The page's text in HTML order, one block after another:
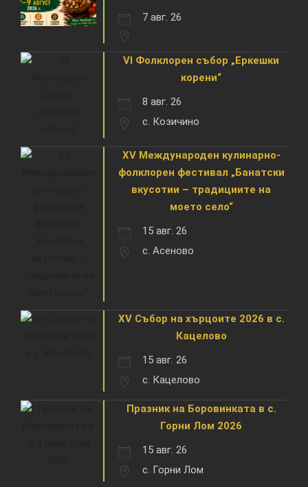
7 авг. 26
VI Фолклорен събор „Еркешки
корени“
8 авг. 26
с. Козичино
XV Международен кулинарно-
фолклорен фестивал „Банатски
вкусотии – традициите на
моето село“
15 авг. 26
с. Асеново
XV Събор на хърцоите 2026 в с.
Кацелово
15 авг. 26
с. Кацелово
Празник на Боровинката в с.
Горни Лом 2026
15 авг. 26
с. Горни Лом